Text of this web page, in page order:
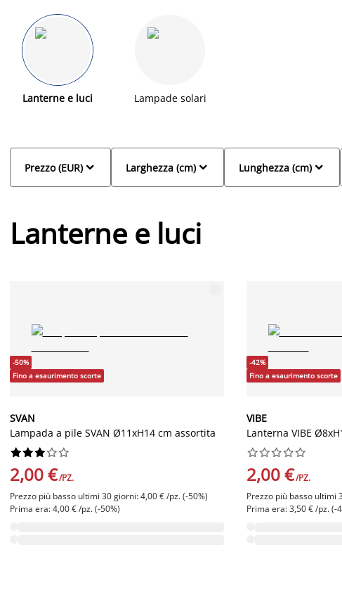
illuminazione otterrai uno spazio esterno accogliente e rilassante
illuminazione esterna: catene luminose, lampade da esterno,
Lanterne e luci Lampade solari

Prezzo (EUR) 
Larghezza (cm) 
Lunghezza (cm)
Lanterne e luci
-50%
Fino a esaurimento scorte
SVAN
Lampada a pile SVAN Ø11xH14 cm assortita






2,00 €/PZ.
Prezzo più basso ultimi 30 giorni: 4,00 € /pz. (-50%)
Prima era: 4,00 € /pz. (-50%)
-42%
Fino a esaurimento scorte
VIBE
Lanterna VIBE






2,00 €/PZ.
Prezzo più basso ultimi
Prima era: 3,50 € /pz. (-